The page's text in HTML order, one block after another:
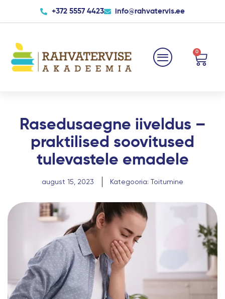
to
+372 5557 4423 info@rahvatervis.ee
0
Cart
Rasedusaegne iiveldus –
praktilised soovitused
tulevastele emadele
august 15, 2023 Kategooria: Toitumine